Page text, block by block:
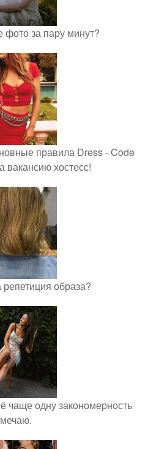
фото за пару минут?
правила Dress - Code
вакансию хостесс!
образа?
чаще одну закономерность